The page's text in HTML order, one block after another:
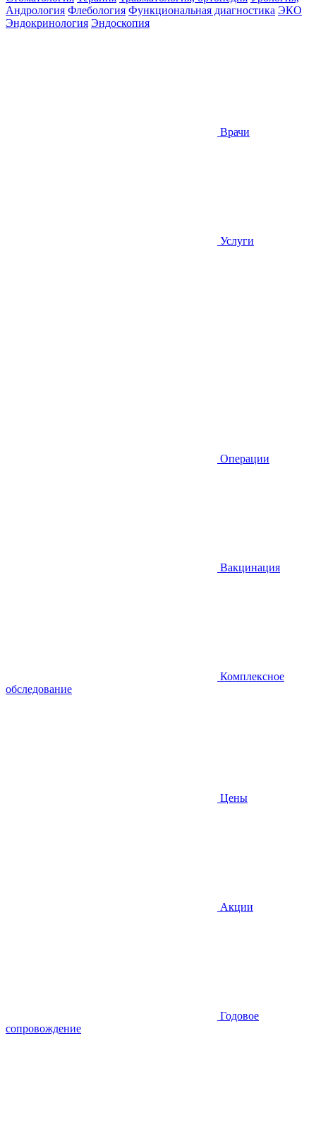
Андрология Флебология Функциональная диагностика ЭКО
Эндокринология Эндоскопия
Врачи
Услуги
Операции
Вакцинация
Комплексное
обследование
Цены
Акции
Годовое
сопровождение